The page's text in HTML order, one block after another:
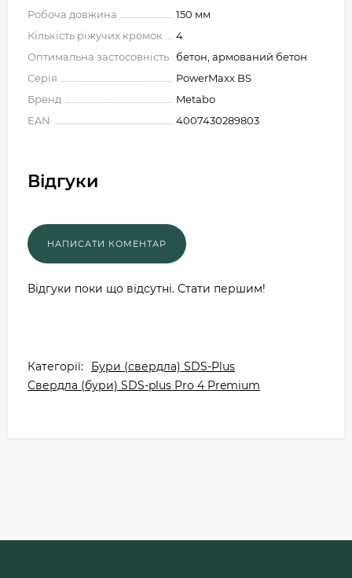
Робоча довжина
150 мм
Кількість ріжучих кромок
4
Оптимальна застосовність
бетон, армований бетон
Серія
PowerMaxx BS
Бренд
Metabo
EAN
4007430289803
Відгуки
Відгуки поки що відсутні. Стати першим!
Категорії:
Бури (свердла) SDS-Plus
Свердла (бури) SDS-plus Pro 4 Premium